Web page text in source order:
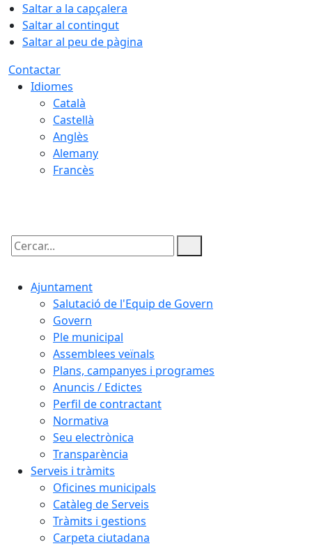
Saltar a la capçalera
Saltar al contingut
Saltar al peu de pàgina
Contactar
Idiomes
Català
Castellà
Anglès
Alemany
Francès
Cercar:
Ajuntament
Salutació de l'Equip de Govern
Govern
Ple municipal
Assemblees veïnals
Plans, campanyes i programes
Anuncis / Edictes
Perfil de contractant
Normativa
Seu electrònica
Transparència
Serveis i tràmits
Oficines municipals
Catàleg de Serveis
Tràmits i gestions
Carpeta ciutadana